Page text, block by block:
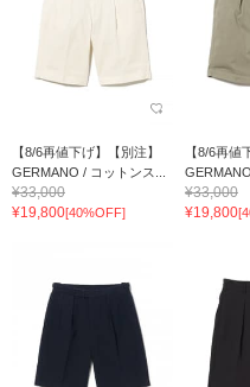
【8/6再値下げ】【別注】
GERMANO / コットンス...
¥33,000
¥19,800[40%OFF]
【8/6再値
¥33,000
¥19,800